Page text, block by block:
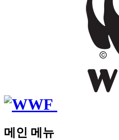
메인 메뉴